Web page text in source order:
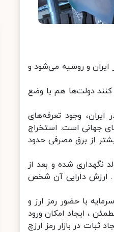
و روسیه می‌شود و
دولت‌ها هم با وضع
وجود تعرفه‌‌‌های
جهانی است. استخراج
بیشتر از برق مصرفی حدود
شده و بعد از
دارایی آن شخص
با حضور رمز ارز و
، ایجاد امکان ورود
در بازار رمز ارزچ